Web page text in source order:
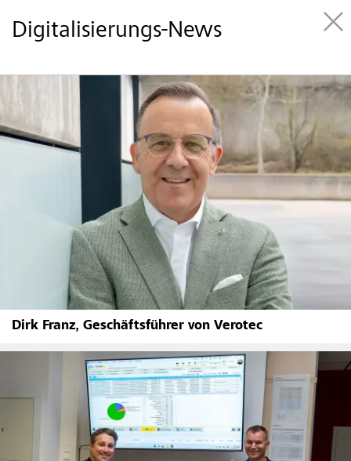
Digitalisierungs-News
Dirk Franz, Geschäftsführer von Verotec